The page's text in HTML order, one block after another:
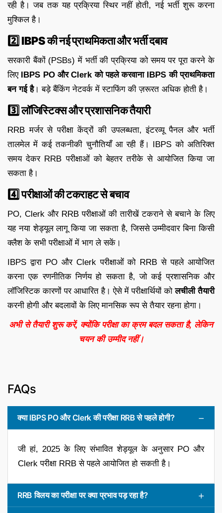
रही है। जब तक यह प्रक्रिया स्थिर नहीं होती, नई भर्ती शुरू करना
मुश्किल है।
2️⃣ IBPS की नई प्राथमिकता और भर्ती दबाव
सरकारी बैंकों (PSBs) में भर्ती की प्रक्रिया को समय पर पूरा करने के
लिए IBPS PO और Clerk को पहले करवाना IBPS की प्राथमिकता
बन गई है। बड़े बैंकिंग नेटवर्क में स्टाफिंग की ज़रूरत अधिक होती है।
3️⃣लॉजिस्टिक्स और प्रशासनिक तैयारी
RRB मर्जर से परीक्षा केंद्रों की उपलब्धता, इंटरव्यू पैनल और भर्ती
तालमेल में कई तकनीकी चुनौतियाँ आ रही हैं। IBPS को अतिरिक्त
समय देकर RRB परीक्षाओं को बेहतर तरीके से आयोजित किया जा
सकता है।
4️⃣परीक्षाओं की टकराहट से बचाव
PO, Clerk और RRB परीक्षाओं की तारीखें टकराने से बचाने के लिए
यह नया शेड्यूल लागू किया जा सकता है, जिससे उम्मीदवार बिना किसी
क्लैश के सभी परीक्षाओं में भाग ले सकें।
IBPS द्वारा PO और Clerk परीक्षाओं को RRB से पहले आयोजित
करना एक रणनीतिक निर्णय हो सकता है, जो कई प्रशासनिक और
लॉजिस्टिक कारणों पर आधारित है। ऐसे में परीक्षार्थियों कोलचीली तैयारी
करनी होगी और बदलावों के लिए मानसिक रूप से तैयार रहना होगा।
अभी से तैयारी शुरू करें, क्योंकि परीक्षा का क्रम बदल सकता है, लेकिन
चयन की उम्मीद नहीं।
FAQs
क्या IBPS PO और Clerk की परीक्षा RRB से पहले होगी?
जी हां, 2025 के लिए संभावित शेड्यूल के अनुसार PO और
Clerk परीक्षा RRB से पहले आयोजित हो सकती है।
RRB विलय का परीक्षा पर क्या प्रभाव पड़ रहा है?